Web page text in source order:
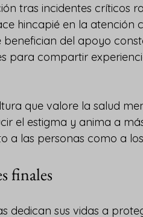
tras incidentes críticos
hincapié en la atención
benefician del apoyo
para compartir
que valore la salud
el estigma y anima a
a las personas como a
finales
dedican sus vidas a